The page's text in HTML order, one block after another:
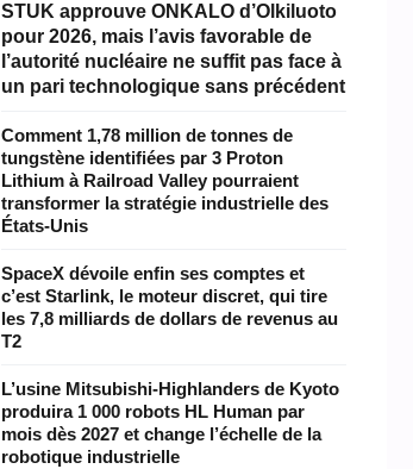
STUK approuve ONKALO d’Olkiluoto
pour 2026, mais l’avis favorable de
l’autorité nucléaire ne suffit pas face à
un pari technologique sans précédent
Comment 1,78 million de tonnes de
tungstène identifiées par 3 Proton
Lithium à Railroad Valley pourraient
transformer la stratégie industrielle des
États-Unis
SpaceX dévoile enfin ses comptes et
c’est Starlink, le moteur discret, qui tire
les 7,8 milliards de dollars de revenus au
T2
L’usine Mitsubishi-Highlanders de Kyoto
produira 1 000 robots HL Human par
mois dès 2027 et change l’échelle de la
robotique industrielle